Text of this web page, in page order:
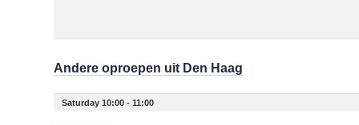
Andere oproepen uit Den Haag
Saturday 10:00 - 11:00